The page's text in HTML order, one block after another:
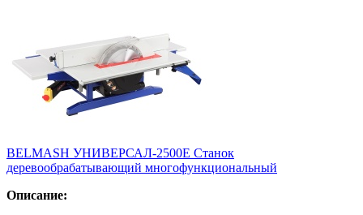
BELMASH УНИВЕРСАЛ-2500Е Станок
деревообрабатывающий многофункциональный
Описание: